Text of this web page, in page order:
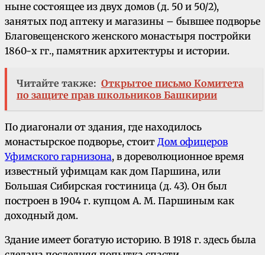
ныне состоящее из двух домов (д. 50 и 50/2),
занятых под аптеку и магазины – бывшее подворье
Благовещенского женского монастыря постройки
1860-х гг., памятник архитектуры и истории.
Читайте также: Открытое письмо Комитета
по защите прав школьников Башкирии
По диагонали от здания, где находилось
монастырское подворье, стоит Дом офицеров
Уфимского гарнизона, в дореволюционное время
известный уфимцам как дом Паршина, или
Большая Сибирская гостиница (д. 43). Он был
построен в 1904 г. купцом A. M. Паршиным как
доходный дом.
Здание имеет богатую историю. В 1918 г. здесь была